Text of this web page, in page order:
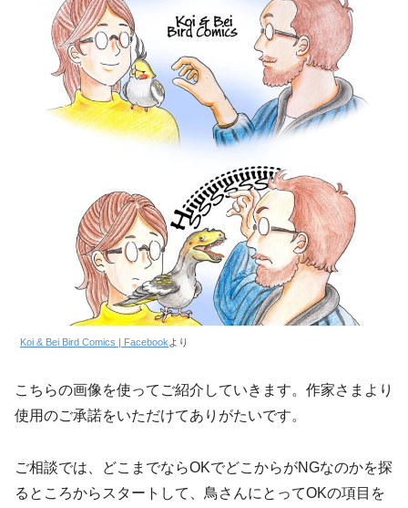
Koi & Bei Bird Comics | Facebook より
こちらの画像を使ってご紹介していきます。作家さまより
使用のご承諾をいただけてありがたいです。
ご相談では、どこまでならOKでどこからがNGなのかを探
るところからスタートして、鳥さんにとってOKの項目を